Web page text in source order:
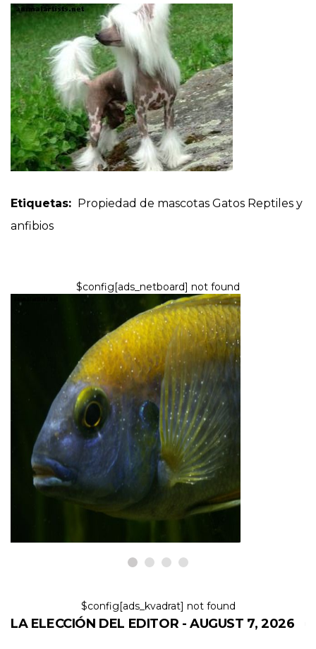
Etiquetas: Propiedad de mascotas Gatos Reptiles y
anfibios
$config[ads_netboard] not found
PECES Y ACUARIOS
Enfermedad de la mancha
blanca: síntomas, causas y
tratamientos
$config[ads_kvadrat] not found
LA ELECCIÓN DEL EDITOR - AUGUST 7, 2026